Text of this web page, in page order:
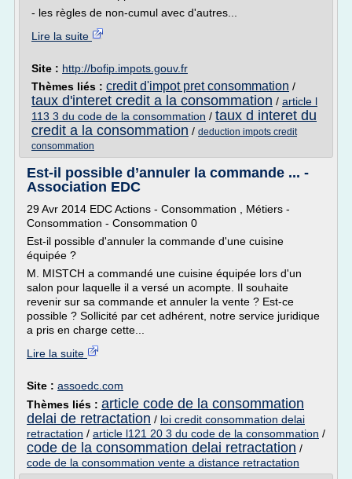
- les règles de non-cumul avec d'autres...
Lire la suite
Site : http://bofip.impots.gouv.fr
Thèmes liés : credit d'impot pret consommation /
taux d'interet credit a la consommation / article l
113 3 du code de la consommation / taux d interet du
credit a la consommation / deduction impots credit
consommation
Est-il possible d’annuler la commande ... -
Association EDC
29 Avr 2014 EDC Actions - Consommation , Métiers -
Consommation - Consommation 0
Est-il possible d'annuler la commande d'une cuisine
équipée ?
M. MISTCH a commandé une cuisine équipée lors d'un
salon pour laquelle il a versé un acompte. Il souhaite
revenir sur sa commande et annuler la vente ? Est-ce
possible ? Sollicité par cet adhérent, notre service juridique
a pris en charge cette...
Lire la suite
Site : assoedc.com
Thèmes liés : article code de la consommation
delai de retractation / loi credit consommation delai
retractation / article l121 20 3 du code de la consommation /
code de la consommation delai retractation /
code de la consommation vente a distance retractation